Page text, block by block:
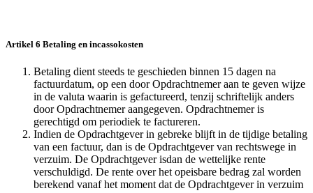
Artikel 6 Betaling en incassokosten
Betaling dient steeds te geschieden binnen 15 dagen na
factuurdatum, op een door Opdrachtnemer aan te geven wijze
in de valuta waarin is gefactureerd, tenzij schriftelijk anders
door Opdrachtnemer aangegeven. Opdrachtnemer is
gerechtigd om periodiek te factureren.
Indien de Opdrachtgever in gebreke blijft in de tijdige betaling
van een factuur, dan is de Opdrachtgever van rechtswege in
verzuim. De Opdrachtgever isdan de wettelijke rente
verschuldigd. De rente over het opeisbare bedrag zal worden
berekend vanaf het moment dat de Opdrachtgever in verzuim